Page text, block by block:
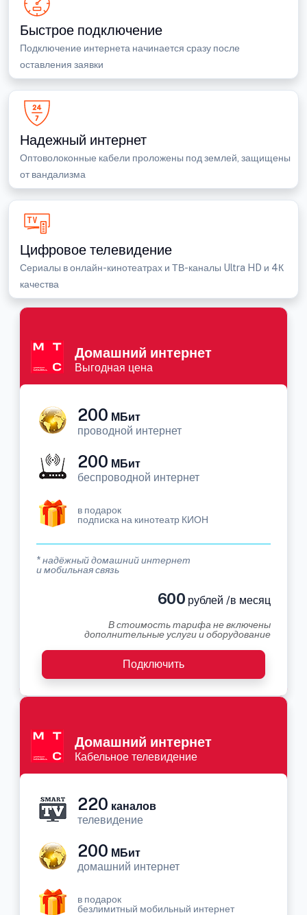
Быстрое подключение
Подключение интернета начинается сразу после
оставления заявки
Надежный интернет
Оптоволоконные кабели проложены под землей, защищены
от вандализма
Цифровое телевидение
Сериалы в онлайн-кинотеатрах и ТВ-каналы Ultra HD и 4К
качества
Домашний интернет
Выгодная цена
200 МБит
проводной интернет
200 МБит
беспроводной интернет
в подарок
подписка на кинотеатр КИОН
* надёжный домашний интернет
и мобильная связь
600 рублей /в месяц
В стоимость тарифа не включены
дополнительные услуги и оборудование
Подключить
Домашний интернет
Кабельное телевидение
220 каналов
телевидение
200 МБит
домашний интернет
в подарок
безлимитный мобильный интернет